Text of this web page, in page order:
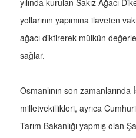
yılında kurulan Sakız Ağacı
yollarının yapımına ilaveten
ağacı diktirerek mülkün
sağlar.
Osmanlının son
milletvekillikleri, ayrıca
Tarım Bakanlığı yapmış olan